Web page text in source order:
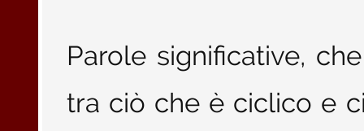
Parole significative,
tra ciò che è ciclico e